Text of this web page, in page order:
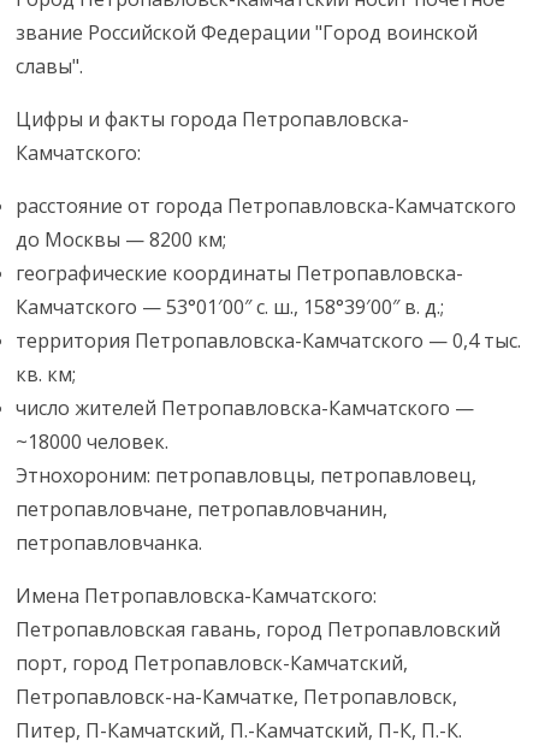
звание Российской Федерации "Город воинской
славы".
Цифры и факты города Петропавловска-
Камчатского:
расстояние от города Петропавловска-Камчатского
до Москвы — 8200 км;
географические координаты Петропавловска-
Камчатского — 53°01′00″ с. ш., 158°39′00″ в. д.;
территория Петропавловска-Камчатского — 0,4 тыс.
кв. км;
число жителей Петропавловска-Камчатского —
~18000 человек.
Этнохороним: петропавловцы, петропавловец,
петропавловчане, петропавловчанин,
петропавловчанка.
Имена Петропавловска-Камчатского:
Петропавловская гавань, город Петропавловский
порт, город Петропавловск-Камчатский,
Петропавловск-на-Камчатке, Петропавловск,
Питер, П-Камчатский, П.-Камчатский, П-К, П.-К.